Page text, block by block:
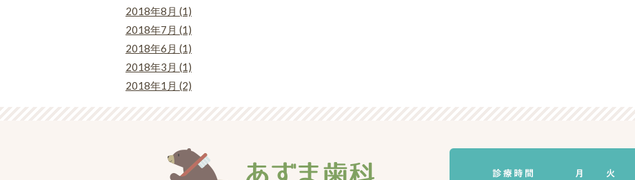
2018年8月 (1)
2018年7月 (1)
2018年6月 (1)
2018年3月 (1)
2018年1月 (2)